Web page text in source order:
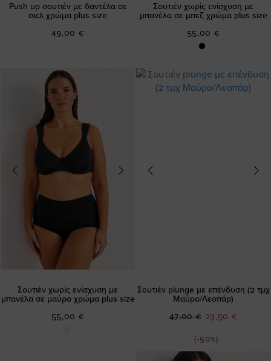
Push up σουτιέν με δαντέλα σε
σιελ χρώμα plus size
49,00 €
Σουτιέν χωρίς ενίσχυση με
μπανέλα σε μπεζ χρώμα plus size
55,00 €
Σουτιέν χωρίς ενίσχυση με
μπανέλα σε μαύρο χρώμα plus size
55,00 €
Σουτιέν plunge με επένδυση (2 τμχ
Μαύρο/Λεοπάρ)
(-50%)
Ειδική
23,50 €
47,00 €